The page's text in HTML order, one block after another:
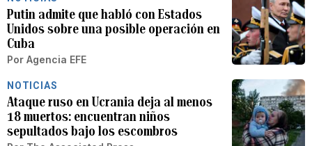
Putin admite que habló con Estados
Unidos sobre una posible operación en
Cuba
Por Agencia EFE
NOTICIAS
Ataque ruso en Ucrania deja al menos
18 muertos: encuentran niños
sepultados bajo los escombros